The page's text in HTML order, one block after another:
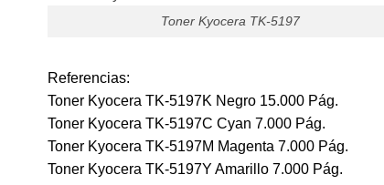
Toner Kyocera TK-5197
Referencias:
Toner Kyocera TK-5197K Negro 15.000 Pág.
Toner Kyocera TK-5197C Cyan 7.000 Pág.
Toner Kyocera TK-5197M Magenta 7.000 Pág.
Toner Kyocera TK-5197Y Amarillo 7.000 Pág.